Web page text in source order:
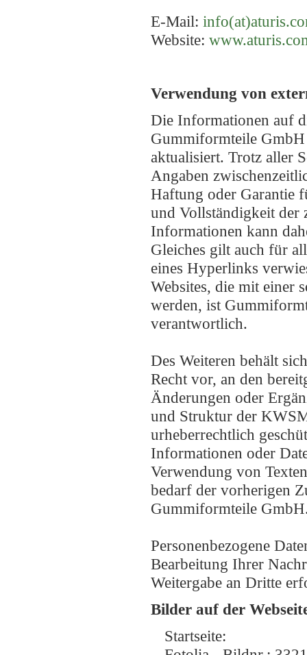
E-Mail:
Website:
Verwendung von
Die Informationen auf
Gummiformteile
aktualisiert. Trotz aller
Angaben
Haftung oder Garantie
und Vollständigkeit der
Informationen kann
Gleiches gilt auch für
eines Hyperlinks
Websites, die mit einer
werden, ist
verantwortlich.
Des Weiteren behält
Recht vor, an den
Änderungen oder
und Struktur der
urheberrechtlich
Informationen oder
Verwendung von
bedarf der vorherigen
Gummiformteile
Personenbezogene
Bearbeitung Ihrer
Weitergabe an Dritte
Bilder auf der
Startseite: